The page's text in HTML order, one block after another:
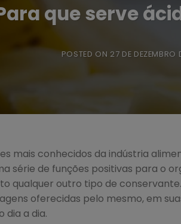
que serve
POSTED ON 27 DE DEZEMBRO
mais conhecidos da indústria
série de funções positivas para o
qualquer outro tipo de
oferecidas pelo mesmo, em
dia a dia.